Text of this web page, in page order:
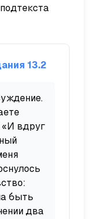
13.2
вдруг
быть
два